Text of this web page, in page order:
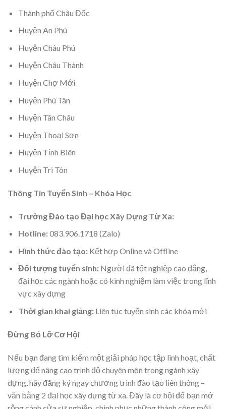
Thành phốChâu Đốc
Huyện An Phú
Huyện Châu Phú
Huyện Châu Thành
Huyện Chợ Mới
Huyện Phú Tân
Huyện Tân Châu
Huyện Thoại Sơn
Huyện Tịnh Biên
Huyện Tri Tôn
Thông Tin Tuyển Sinh – Khóa Học
Trường Đào tạo Đại học Xây Dựng Từ Xa:
Hotline:083.906.1718 (Zalo)
Hình thức đào tạo:Kết hợp Online và Offline
Đối tượng tuyển sinh:Người đã tốt nghiệp cao đẳng,
đại học các ngành hoặc có kinh nghiệm làm việc trong lĩnh
vực xây dựng
Thời gian khai giảng:Liên tục tuyển sinh các khóa mới
Đừng Bỏ Lỡ Cơ Hội
Nếu bạn đang tìm kiếm một giải pháp học tập linh hoạt, chất
lượng để nâng cao trình độ chuyên môn trong ngành xây
dựng, hãy đăng ký ngay chương trình đào tạo liên thông –
văn bằng 2 đại học xây dựng từ xa. Đây là cơ hội để bạn mở